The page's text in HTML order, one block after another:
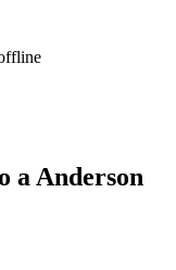
a Anderson